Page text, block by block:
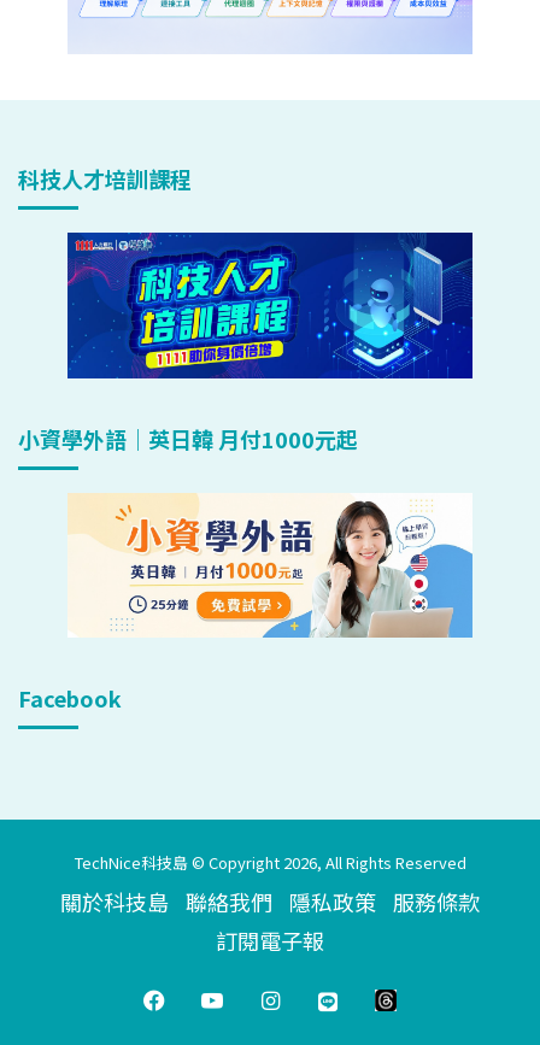
科技人才培訓課程
小資學外語｜英日韓 月付1000元起
Facebook
TechNice科技島 © Copyright 2026, All Rights Reserved
關於科技島 聯絡我們 隱私政策 服務條款
訂閱電子報